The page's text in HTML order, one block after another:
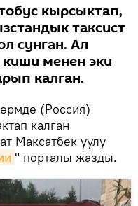
кырсыктап,
таксист
сунган. Ал
менен эки
калган.
(Россия)
калган
Максатбек уулу
" порталы жазды.